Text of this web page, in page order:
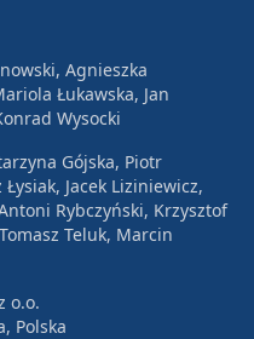
Agnieszka
Łukawska, Jan
Wysocki
Gójska, Piotr
Jacek Liziniewicz,
Rybczyński, Krzysztof
Teluk, Marcin
o.o.
Polska